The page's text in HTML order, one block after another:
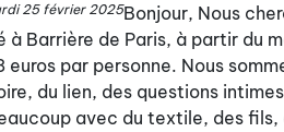
25 février 2025Bonjour, Nous
à Barrière de Paris, à partir du
euros par personne. Nous
du lien, des questions
avec du textile, des